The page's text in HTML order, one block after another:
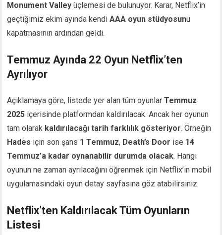
Monument Valley üçlemesi de bulunuyor. Karar, Netflix’in
geçtiğimiz ekim ayında kendiAAA oyun stüdyosunu
kapatmasının ardından geldi.
Temmuz Ayında 22 Oyun Netflix’ten
Ayrılıyor
Açıklamaya göre, listede yer alan tüm oyunlarTemmuz
2025 içerisinde platformdan kaldırılacak. Ancak her oyunun
tam olarak kaldırılacağı tarih farklılık gösteriyor. Örneğin
Hades için son şans 1 Temmuz, Death’s Door ise 14
Temmuz’a kadar oynanabilir durumda olacak. Hangi
oyunun ne zaman ayrılacağını öğrenmek için Netflix’in mobil
uygulamasındaki oyun detay sayfasına göz atabilirsiniz.
Netflix’ten Kaldırılacak Tüm Oyunların
Listesi